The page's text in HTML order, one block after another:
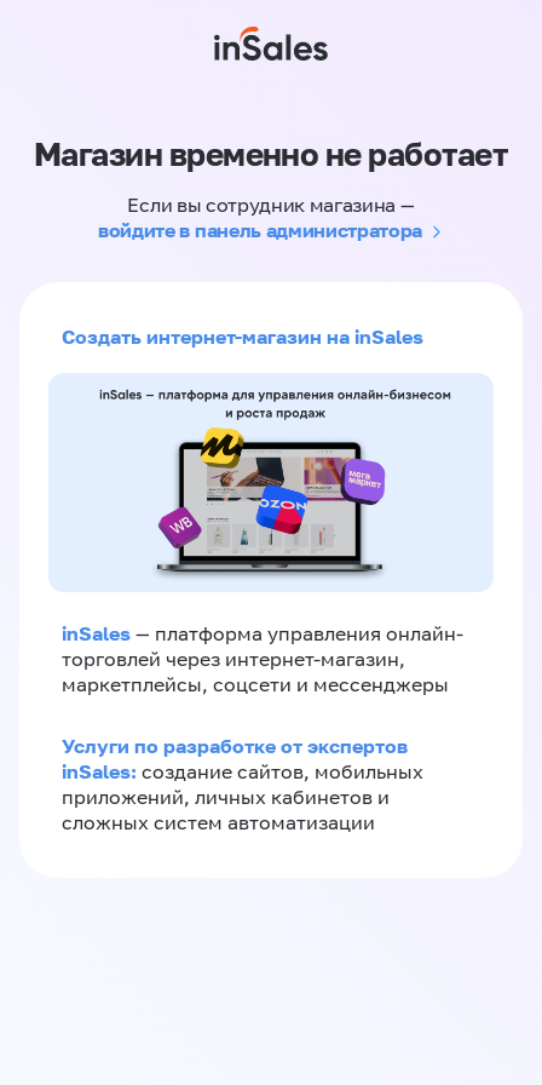
Магазин временно не работает
Если вы сотрудник магазина —
войдите в панель администратора
Создать интернет-магазин на inSales
inSales — платформа управления онлайн-
торговлей через интернет-магазин,
маркетплейсы, соцсети и мессенджеры
Услуги по разработке от экспертов
inSales: создание сайтов, мобильных
приложений, личных кабинетов и
сложных систем автоматизации